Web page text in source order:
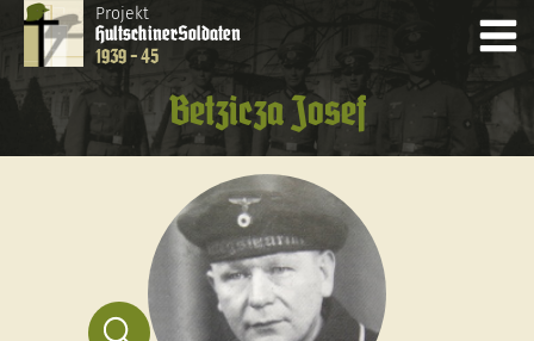
Projekt
HultschinerSoldaten
1939 - 45
Betzicza Josef